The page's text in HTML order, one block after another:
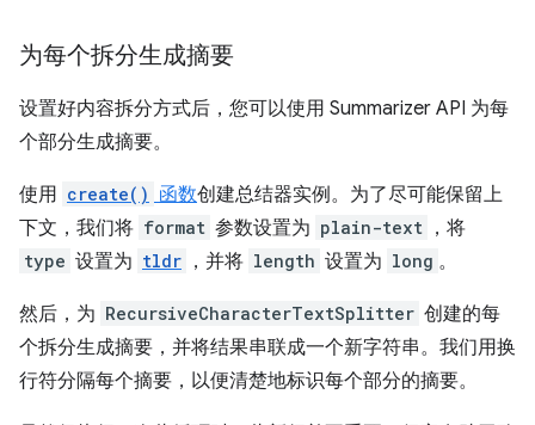
为每个拆分生成摘要
设置好内容拆分方式后，您可以使用 Summarizer API 为每
个部分生成摘要。
使用 create() 函数创建总结器实例。为了尽可能保留上
下文，我们将 format 参数设置为 plain-text ，将
type 设置为 tldr ，并将 length 设置为 long 。
然后，为 RecursiveCharacterTextSplitter 创建的每
个拆分生成摘要，并将结果串联成一个新字符串。我们用换
行符分隔每个摘要，以便清楚地标识每个部分的摘要。